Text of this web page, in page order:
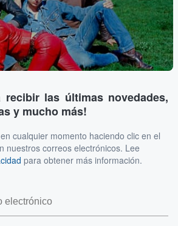
recibir las últimas novedades,
y mucho más!
cualquier momento haciendo clic en el
nuestros correos electrónicos. Lee
para obtener más información.